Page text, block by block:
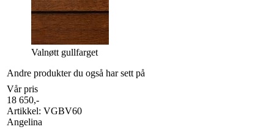
Valnøtt gullfarget
Andre produkter du også har sett på
Vår pris
18 650,-
Artikkel: VGBV60
Angelina